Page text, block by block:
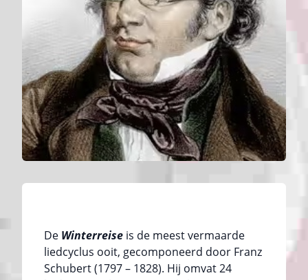
De Winterreise is de meest vermaarde
liedcyclus ooit, gecomponeerd door Franz
Schubert (1797 – 1828). Hij omvat 24